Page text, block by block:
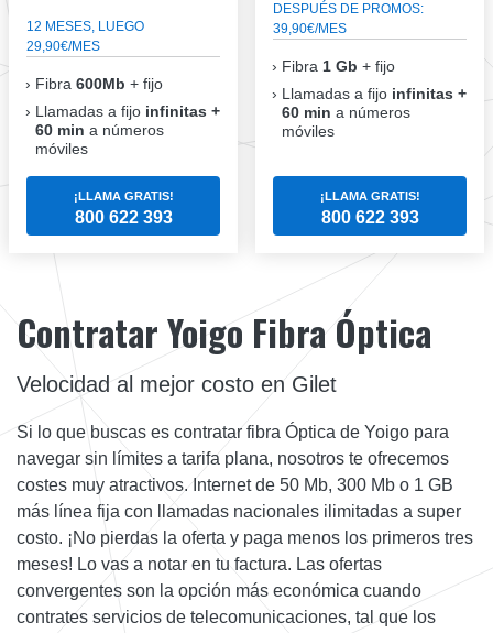
12 MESES, LUEGO
29,90€/MES
Fibra 600Mb + fijo
Llamadas a fijo infinitas +
60 min a números
móviles
¡LLAMA GRATIS!
800 622 393
DESPUÉS DE PROMOS:
39,90€/MES
Fibra 1 Gb + fijo
Llamadas a fijo infinitas +
60 min a números
móviles
¡LLAMA GRATIS!
800 622 393
Contratar Yoigo Fibra Óptica
Velocidad al mejor costo en Gilet
Si lo que buscas es contratar fibra Óptica de Yoigo para
navegar sin límites a tarifa plana, nosotros te ofrecemos
costes muy atractivos. Internet de 50 Mb, 300 Mb o 1 GB
más línea fija con llamadas nacionales ilimitadas a super
costo. ¡No pierdas la oferta y paga menos los primeros tres
meses! Lo vas a notar en tu factura. Las ofertas
convergentes son la opción más económica cuando
contrates servicios de telecomunicaciones, tal que los